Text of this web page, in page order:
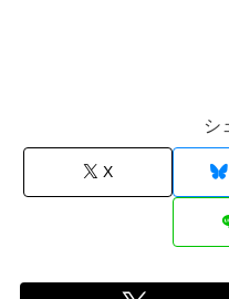
シ
X